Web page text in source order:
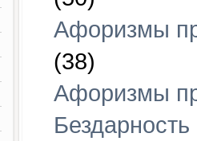
Афоризмы
(38)
Афоризмы
Бездарность